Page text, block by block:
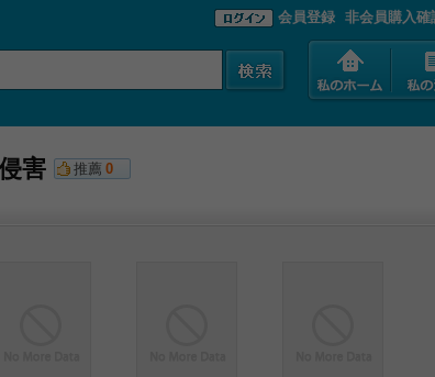
会員登録 非会員購入確
害 推薦 0